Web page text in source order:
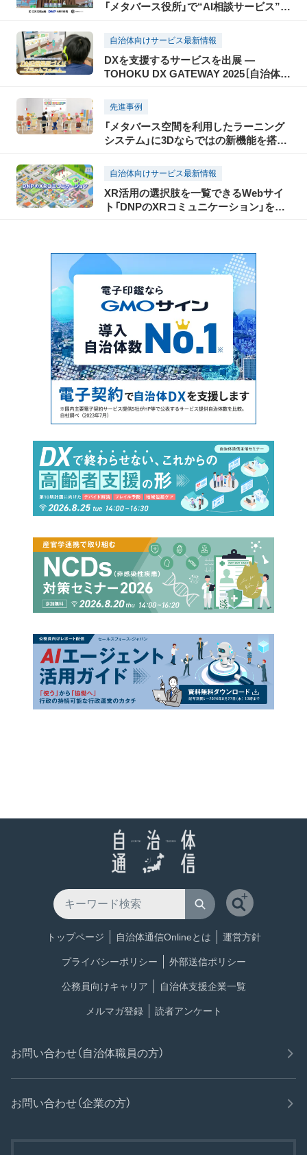
「メタバース役所」で“AI相談サービス”の
自治体向けサービス最新情報
DXを支援するサービスを出展 ―
TOHOKU DX GATEWAY 2025［自治体向
先進事例
「メタバース空間を利用したラーニング
システム」に3Dならではの新機能を搭
アバターやコミュニケーション促進ツー
ルを追加～
自治体向けサービス最新情報
XR活用の選択肢を一覧できるWebサイ
ト「DNPのXRコミュニケーション」を公
トップページ 自治体通信Onlineとは 運営方針
プライバシーポリシー 外部送信ポリシー
公務員向けキャリア 自治体支援企業一覧
メルマガ登録 読者アンケート
お問い合わせ（自治体職員の方）
お問い合わせ（企業の方）